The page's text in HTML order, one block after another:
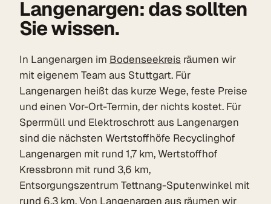
Langenargen: das sollten
Sie wissen.
In Langenargen im Bodenseekreis räumen wir
mit eigenem Team aus Stuttgart. Für
Langenargen heißt das kurze Wege, feste Preise
und einen Vor-Ort-Termin, der nichts kostet. Für
Sperrmüll und Elektroschrott aus Langenargen
sind die nächsten Wertstoffhöfe Recyclinghof
Langenargen mit rund 1,7 km, Wertstoffhof
Kressbronn mit rund 3,6 km,
Entsorgungszentrum Tettnang-Sputenwinkel mit
rund 6,3 km. Von Langenargen aus räumen wir